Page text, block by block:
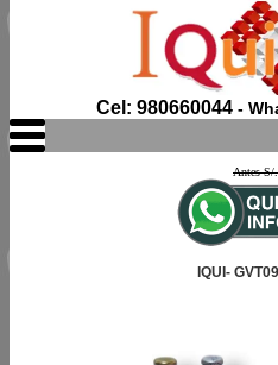
Cel: 980660044-
Antes S/
IQUI-